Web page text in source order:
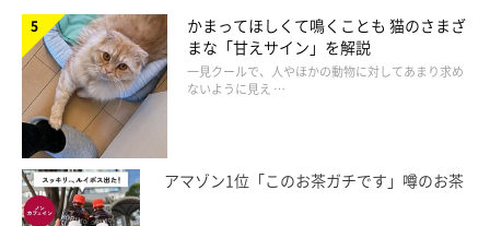
かまってほしくて鳴くことも 猫のさまざ
まな「甘えサイン」を解説
一見クールで、人やほかの動物に対してあまり求め
ないように見え …
アマゾン1位「このお茶ガチです」噂のお茶